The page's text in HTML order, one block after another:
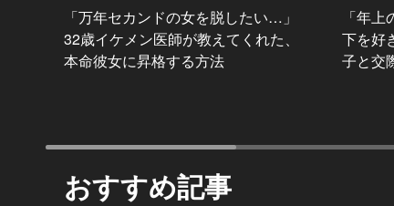
「万年セカンドの女を脱したい…」
32歳イケメン医師が教えてくれた、
本命彼女に昇格する方法
「年
下を好
子と交
おすすめ記事